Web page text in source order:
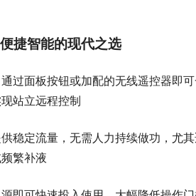
捷智能的现代之选
过面板按钮或加配的无线遥控器即
站立远程控制
稳定流量，无需人力持续做功，尤
繁补液